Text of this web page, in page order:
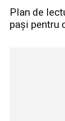
Plan de
pași pentru